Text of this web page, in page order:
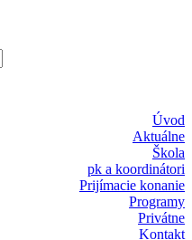
Úvod
Aktuálne
Škola
pk a koordinátori
Prijímacie konanie
Programy
Privátne
Kontakt